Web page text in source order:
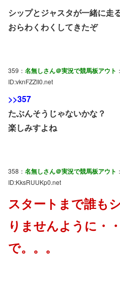
シップとジャスタが一緒に走
おらわくわくしてきたぞ
359： 名無しさん＠実況で競馬板アウト
ID:vknFZZII0.net
>>357
たぶんそうじゃないかな？
楽しみすよね
358： 名無しさん＠実況で競馬板アウト
ID:KksRUUKp0.net
スタートまで誰も
りませんように・
で。。。